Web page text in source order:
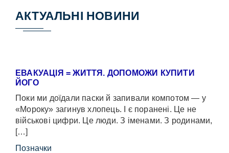
АКТУАЛЬНІ НОВИНИ
ЕВАКУАЦІЯ = ЖИТТЯ. ДОПОМОЖИ КУПИТИ
ЙОГО
Поки ми доїдали паски й запивали компотом — у
«Мороку» загинув хлопець. І є поранені. Це не
військові цифри. Це люди. З іменами. З родинами,
[…]
Позначки